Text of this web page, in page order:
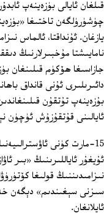
قىلغان ئايالى بۈزەينەپ
چۈشۈرۈلگەن تاختىغا
يازغان. ئۇنداقتا، ئالماس
جازاسىغا ھۆكۈم قىلىنغان
دائىرىلىرى ئۇنى قانداق
بۇزەينەپ تۇتقۇن
ئايالىنى قۇتقۇزۇش ئۈچۈن
15-مارت كۈنى
ئۇيغۇر ئاياللىرىنىڭ «بىر
نىزامىدىننىڭ قولىغا
سىزنى سېغىندىم» دېگەن
ئايلانغان.